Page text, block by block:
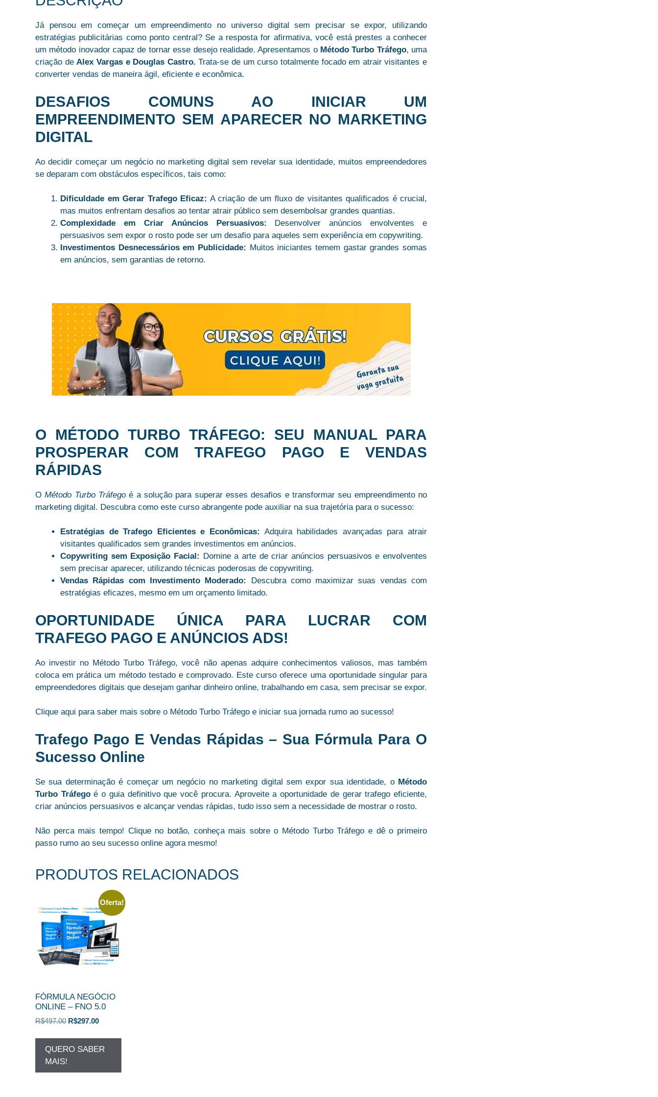
Já pensou em começar um empreendimento no universo digital sem precisar se expor, utilizando
estratégias publicitárias como ponto central? Se a resposta for afirmativa, você está prestes a conhecer
um método inovador capaz de tornar esse desejo realidade. Apresentamos o Método Turbo Tráfego, uma
criação deAlex Vargas e Douglas Castro. Trata-se de um curso totalmente focado em atrair visitantes e
converter vendas de maneira ágil, eficiente e econômica.
DESAFIOS COMUNS AO INICIAR UM
EMPREENDIMENTO SEM APARECER NO MARKETING
DIGITAL
Ao decidir começar um negócio no marketing digital sem revelar sua identidade, muitos empreendedores
se deparam com obstáculos específicos, tais como:
Dificuldade em Gerar Trafego Eficaz: A criação de um fluxo de visitantes qualificados é crucial,
mas muitos enfrentam desafios ao tentar atrair público sem desembolsar grandes quantias.
Complexidade em Criar Anúncios Persuasivos: Desenvolver anúncios envolventes e
persuasivos sem expor o rosto pode ser um desafio para aqueles sem experiência em copywriting.
Investimentos Desnecessários em Publicidade: Muitos iniciantes temem gastar grandes somas
em anúncios, sem garantias de retorno.
O MÉTODO TURBO TRÁFEGO: SEU MANUAL PARA
PROSPERAR COM TRAFEGO PAGO E VENDAS
RÁPIDAS
OMétodo Turbo Tráfego é a solução para superar esses desafios e transformar seu empreendimento no
marketing digital. Descubra como este curso abrangente pode auxiliar na sua trajetória para o sucesso:
Estratégias de Trafego Eficientes e Econômicas: Adquira habilidades avançadas para atrair
visitantes qualificados sem grandes investimentos em anúncios.
Copywriting sem Exposição Facial:
Domine a arte de criar anúncios persuasivos e envolventes
sem precisar aparecer, utilizando técnicas poderosas de copywriting.
Vendas Rápidas com Investimento Moderado:
Descubra como maximizar suas vendas com
estratégias eficazes, mesmo em um orçamento limitado.
OPORTUNIDADE ÚNICA PARA LUCRAR COM
TRAFEGO PAGO E ANÚNCIOS ADS!
Ao investir no Método Turbo Tráfego, você não apenas adquire conhecimentos valiosos, mas também
coloca em prática um método testado e comprovado. Este curso oferece uma oportunidade singular para
empreendedores digitais que desejam ganhar dinheiro online, trabalhando em casa, sem precisar se expor.
Clique aqui para saber mais sobre o Método Turbo Tráfego e iniciar sua jornada rumo ao sucesso!
Trafego Pago E Vendas Rápidas – Sua Fórmula Para O
Sucesso Online
Se sua determinação é começar um negócio no marketing digital sem expor sua identidade, oMétodo
Turbo Tráfegoé o guia definitivo que você procura. Aproveite a oportunidade de gerar trafego eficiente,
criar anúncios persuasivos e alcançar vendas rápidas, tudo isso sem a necessidade de mostrar o rosto.
Não perca mais tempo! Clique no botão, conheça mais sobre o Método Turbo Tráfego e dê o primeiro
passo rumo ao seu sucesso online agora mesmo!
PRODUTOS RELACIONADOS
Oferta!
FÓRMULA NEGÓCIO
ONLINE – FNO 5.0
R$497.00 O
era:
R$297.00O
é:
QUERO SABER
MAIS!